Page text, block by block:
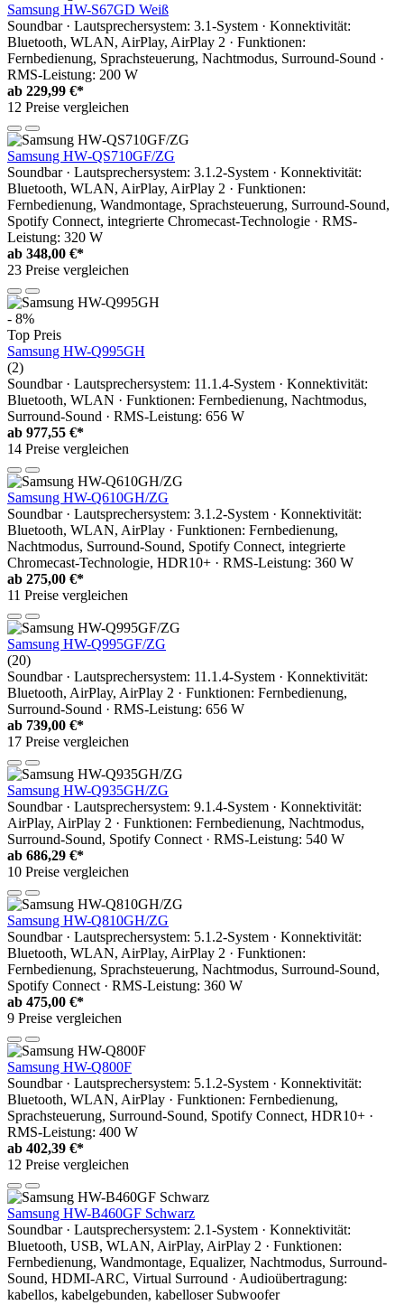
Samsung HW-S67GD Weiß
Soundbar · Lautsprechersystem: 3.1-System · Konnektivität:
Bluetooth, WLAN, AirPlay, AirPlay 2 · Funktionen:
Fernbedienung, Sprachsteuerung, Nachtmodus, Surround-Sound ·
RMS-Leistung: 200 W
ab 229,99 €*
12 Preise vergleichen
Samsung HW‐QS710GF/ZG
Soundbar · Lautsprechersystem: 3.1.2-System · Konnektivität:
Bluetooth, WLAN, AirPlay, AirPlay 2 · Funktionen:
Fernbedienung, Wandmontage, Sprachsteuerung, Surround-Sound,
Spotify Connect, integrierte Chromecast-Technologie · RMS-
Leistung: 320 W
ab 348,00 €*
23 Preise vergleichen
- 8%
Top Preis
Samsung HW-Q995GH
(2)
Soundbar · Lautsprechersystem: 11.1.4-System · Konnektivität:
Bluetooth, WLAN · Funktionen: Fernbedienung, Nachtmodus,
Surround-Sound · RMS-Leistung: 656 W
ab 977,55 €*
14 Preise vergleichen
Samsung HW-Q610GH/ZG
Soundbar · Lautsprechersystem: 3.1.2-System · Konnektivität:
Bluetooth, WLAN, AirPlay · Funktionen: Fernbedienung,
Nachtmodus, Surround-Sound, Spotify Connect, integrierte
Chromecast-Technologie, HDR10+ · RMS-Leistung: 360 W
ab 275,00 €*
11 Preise vergleichen
Samsung HW-Q995GF/ZG
(20)
Soundbar · Lautsprechersystem: 11.1.4-System · Konnektivität:
Bluetooth, AirPlay, AirPlay 2 · Funktionen: Fernbedienung,
Surround-Sound · RMS-Leistung: 656 W
ab 739,00 €*
17 Preise vergleichen
Samsung HW-Q935GH/ZG
Soundbar · Lautsprechersystem: 9.1.4-System · Konnektivität:
AirPlay, AirPlay 2 · Funktionen: Fernbedienung, Nachtmodus,
Surround-Sound, Spotify Connect · RMS-Leistung: 540 W
ab 686,29 €*
10 Preise vergleichen
Samsung HW-Q810GH/ZG
Soundbar · Lautsprechersystem: 5.1.2-System · Konnektivität:
Bluetooth, WLAN, AirPlay, AirPlay 2 · Funktionen:
Fernbedienung, Sprachsteuerung, Nachtmodus, Surround-Sound,
Spotify Connect · RMS-Leistung: 360 W
ab 475,00 €*
9 Preise vergleichen
Samsung HW-Q800F
Soundbar · Lautsprechersystem: 5.1.2-System · Konnektivität:
Bluetooth, WLAN, AirPlay · Funktionen: Fernbedienung,
Sprachsteuerung, Surround-Sound, Spotify Connect, HDR10+ ·
RMS-Leistung: 400 W
ab 402,39 €*
12 Preise vergleichen
Samsung HW-B460GF Schwarz
Soundbar · Lautsprechersystem: 2.1-System · Konnektivität:
Bluetooth, USB, WLAN, AirPlay, AirPlay 2 · Funktionen:
Fernbedienung, Wandmontage, Equalizer, Nachtmodus, Surround-
Sound, HDMI-ARC, Virtual Surround · Audioübertragung:
kabellos, kabelgebunden, kabelloser Subwoofer